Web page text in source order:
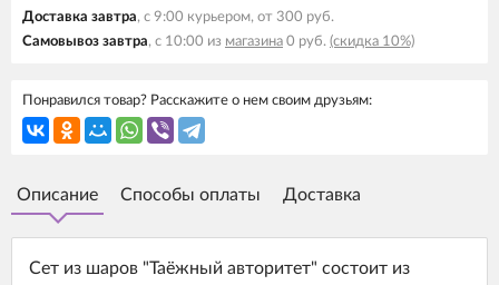
Доставка завтра, с 9:00 курьером, от 300 руб.
Самовывоз завтра, с 10:00 из магазина 0 руб. (скидка 10%)
Понравился товар? Расскажите о нем своим друзьям:
Описание Способы оплаты Доставка
Сет из шаров "Таёжный авторитет" состоит из